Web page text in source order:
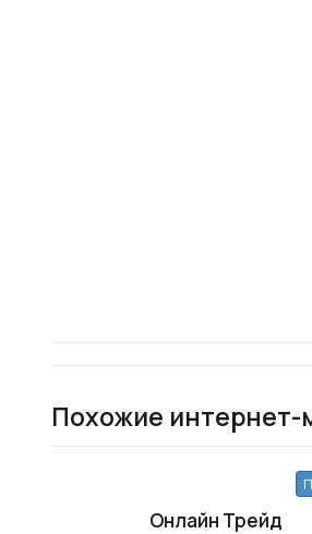
Похожие интернет-
Онлайн Трейд